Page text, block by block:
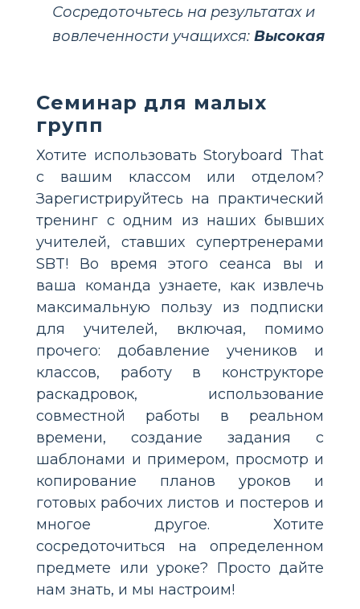
Сосредоточьтесь на результатах и
вовлеченности учащихся: Высокая
Семинар для малых
групп
Хотите использовать Storyboard That
с вашим классом или отделом?
Зарегистрируйтесь на практический
тренинг с одним из наших бывших
учителей, ставших супертренерами
SBT! Во время этого сеанса вы и
ваша команда узнаете, как извлечь
максимальную пользу из подписки
для учителей, включая, помимо
прочего: добавление учеников и
классов, работу в конструкторе
раскадровок, использование
совместной работы в реальном
времени, создание задания с
шаблонами и примером, просмотр и
копирование планов уроков и
готовых рабочих листов и постеров и
многое другое. Хотите
сосредоточиться на определенном
предмете или уроке? Просто дайте
нам знать, и мы настроим!